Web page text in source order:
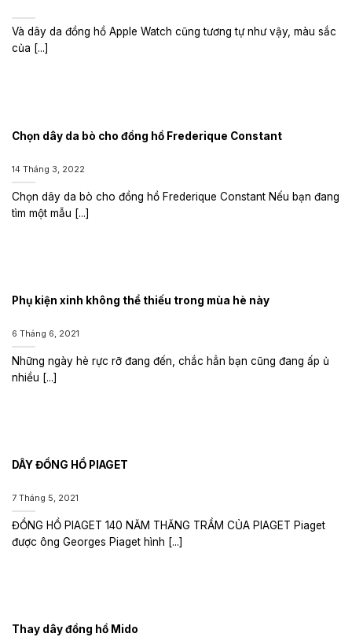
Và dây da đồng hồ Apple Watch cũng tương tự như vậy, màu sắc
của [...]
Chọn dây da bò cho đồng hồ Frederique Constant
14 Tháng 3, 2022
Chọn dây da bò cho đồng hồ Frederique Constant Nếu bạn đang
tìm một mẫu [...]
Phụ kiện xinh không thể thiếu trong mùa hè này
6 Tháng 6, 2021
Những ngày hè rực rỡ đang đến, chắc hẳn bạn cũng đang ấp ủ
nhiều [...]
DÂY ĐỒNG HỒ PIAGET
7 Tháng 5, 2021
ĐỒNG HỒ PIAGET 140 NĂM THĂNG TRẦM CỦA PIAGET Piaget
được ông Georges Piaget hình [...]
Thay dây đồng hồ Mido